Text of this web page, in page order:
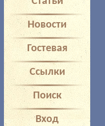
Новости
Гостевая
Ссылки
Поиск
Вход